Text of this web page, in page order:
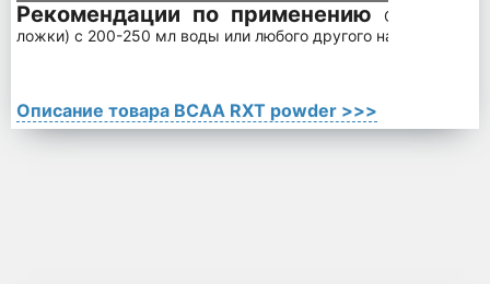
Рекомендации по применению
Смешайте
ложки) с 200-250 мл воды или любого другого напитка.
Описание товара BCAA RXT powder >>>